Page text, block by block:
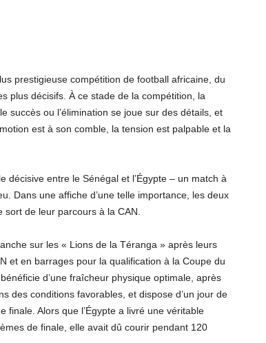
prestigieuse compétition de football africaine, du
plus décisifs. À ce stade de la compétition, la
succès ou l’élimination se joue sur des détails, et
est à son comble, la tension est palpable et la
décisive entre le Sénégal et l’Égypte – un match à
Dans une affiche d’une telle importance, les deux
de leur parcours à la CAN.
sur les « Lions de la Téranga » après leurs
et en barrages pour la qualification à la Coupe du
d’une fraîcheur physique optimale, après
des conditions favorables, et dispose d’un jour de
Alors que l’Égypte a livré une véritable
de finale, elle avait dû courir pendant 120